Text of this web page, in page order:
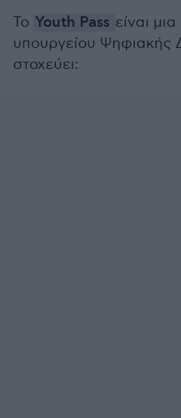
Το Youth Pass είναι
υπουργείου Ψηφιακής
στοχεύει: